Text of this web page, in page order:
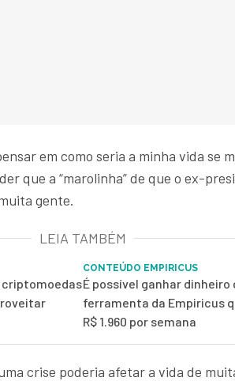
em como seria a minha vida se
que a “marolinha” de que o ex-
gente.
LEIA TAMBÉM
criptomoedas
CONTEÚDO EMPIRICUS
É possível ganhar dinheiro
ferramenta da Empiricus
R$ 1.960 por semana
crise poderia afetar a vida de